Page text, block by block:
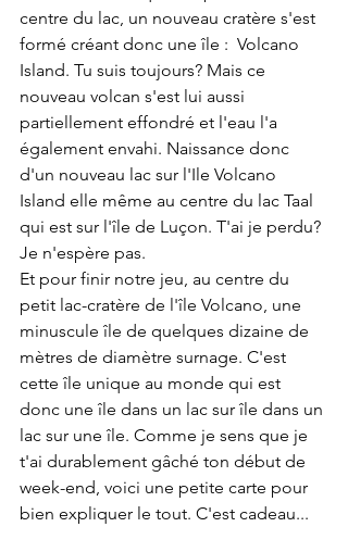
centre du lac, un nouveau cratère s'est
formé créant donc une île :  Volcano
Island. Tu suis toujours? Mais ce
nouveau volcan s'est lui aussi
partiellement effondré et l'eau l'a
également envahi. Naissance donc
d'un nouveau lac sur l'Ile Volcano
Island elle même au centre du lac Taal
qui est sur l'île de Luçon. T'ai je perdu?
Je n'espère pas.
Et pour finir notre jeu, au centre du
petit lac-cratère de l'île Volcano, une
minuscule île de quelques dizaine de
mètres de diamètre surnage. C'est
cette île unique au monde qui est
donc une île dans un lac sur île dans un
lac sur une île. Comme je sens que je
t'ai durablement gâché ton début de
week-end, voici une petite carte pour
bien expliquer le tout. C'est cadeau...